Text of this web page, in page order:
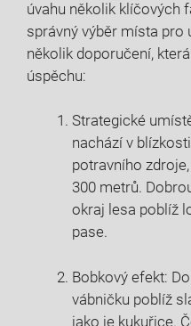
úvahu několik klíčových
správný výběr místa pro
několik doporučení,
úspěchu:
Strategické
nachází v
potravního
300 metrů.
okraj lesa poblíž
pase.
Bobkový efekt:
vábničku poblíž
jako je kukuřice.